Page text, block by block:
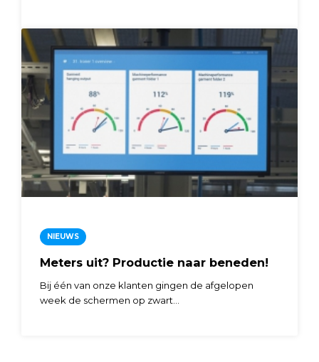
NIEUWS
Meters uit? Productie naar beneden!
Bij één van onze klanten gingen de afgelopen
week de schermen op zwart...